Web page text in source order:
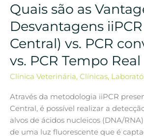
Quais são as
Desvantagens
Central) vs. PCR
vs. PCR Tempo Real
Clínica Veterinária, Clínicas,
Através da metodologia iiPCR
Central, é possível realizar a
alvos de ácidos nucleicos (DNA/
de uma luz fluorescente que é
(Pockit
Central)
vs.
PCR
vs.
PCR
Real